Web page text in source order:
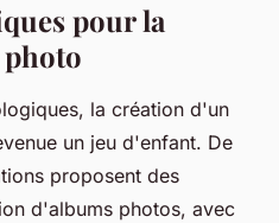
pour la
la création d'un
un jeu d'enfant. De
proposent des
d'albums photos, avec